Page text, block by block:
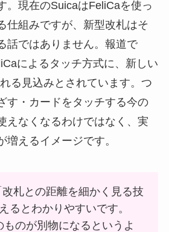
。現在のSuicaはFeliCaを使っ
仕組みですが、新型改札はそ
話ではありません。報道で
によるタッチ方式に、新しい
る見込みとされています。つ
す・カードをタッチする今の
えなくなるわけではなく、実
増えるイメージです。
札との距離を細かく見る技
るとわかりやすいです。
ものが別物になるというよ